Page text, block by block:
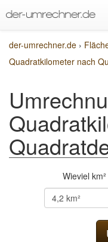
der-umrechner.de ›
Quadratkilometer nach
Wieviel